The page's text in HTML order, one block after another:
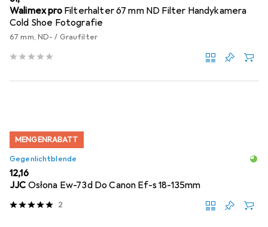
Walimex pro Filterhalter 67 mm ND Filter Handykamera
Cold Shoe Fotografie
67 mm, ND- / Graufilter
MENGENRABATT
Gegenlichtblende
EUR
12,16
JJC Osłona Ew-73d Do Canon Ef-s 18-135mm
2